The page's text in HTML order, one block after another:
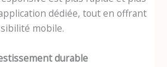
dédiée, tout en offrant
mobile.
durable